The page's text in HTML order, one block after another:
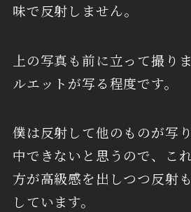
味で反射しません。
上の写真も前に立って撮り
ルエットが写る程度です。
僕は反射して他のものが写
中できないと思うので、こ
方が高級感を出しつつ反射
しています。